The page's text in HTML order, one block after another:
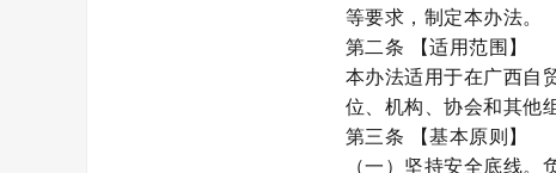
等要求，制定本办法。
第二条
【适用范围】
本办法适用于在广西自
位、机构、协会和其他
第三条
【基本原则】
（一）坚持安全底线